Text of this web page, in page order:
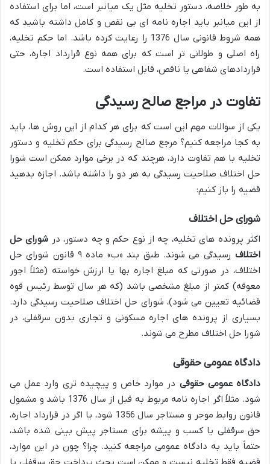
به طور خلاصه، دستور تخلیه مثل یک میانبر است، اما برای استفاده
از این میانبر باید اجاره نامه ای بی نقص و کامل داشته باشید که
همه شروط قانونی سال 1376 را رعایت کرده باشد. اما حکم تخلیه،
راه اصلی و طولانی تر است که برای همه نوع قرارداد اجاره، حتی
قراردادهای شفاهی یا ناقص، قابل استفاده است.
تفاوت در مراجع صالح رسیدگی
یکی از سوالات مهم این است که برای هر کدام از این روش ها، باید
به کجا مراجعه کنیم؟ مرجع صالح رسیدگی برای حکم تخلیه و دستور
تخلیه با هم تفاوت دارد، هرچند که در برخی موارد ممکن است شورا
حل اختلاف صلاحیت رسیدگی به هر دو را داشته باشد. اجازه بدهید
قضیه را باز کنیم:
شورای حل اختلاف
اکثر پرونده های تخلیه، چه از نوع حکم و چه دستور، در شورای حل
اختلاف
رسیدگی می شوند. طبق بند «ب» ماده ۹ قانون شورای حل
اختلاف، در صورتی که مبلغ اجاره بها یا ارزش خواسته (مثلاً اجور
معوقه) کمتر از مبلغ مشخصی باشد (که هر سال توسط رئیس قوه
قضائیه تعیین می شود)، شورای حل اختلاف صلاحیت رسیدگی دارد.
بسیاری از پرونده های اجاره مسکونی و تجاری بدون سرقفلی، در
شورا حل اختلاف مطرح می شوند.
دادگاه عمومی حقوقی
دادگاه عمومی حقوقی در موارد خاص و پیچیده تری وارد عمل می
شود. مثلاً اگر اجاره نامه مربوط به قبل از سال 1376 باشد و مشمول
قانون روابط موجر و مستاجر سال 1356 شود، یا اگر در قرارداد اجاره،
حق سرقفلی یا کسب و پیشه برای مستاجر پیش بینی شده باشد،
حتماً باید به دادگاه عمومی مراجعه کنید. چرا؟ چون در این موارد،